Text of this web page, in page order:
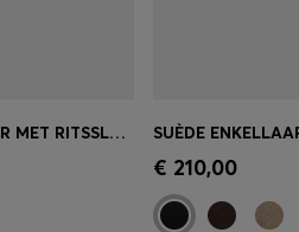
LAARZEN VAN GENERFD LEER MET RITSSLUITING AAN DE ZIJKANT
Snel shoppen
€ 210,00